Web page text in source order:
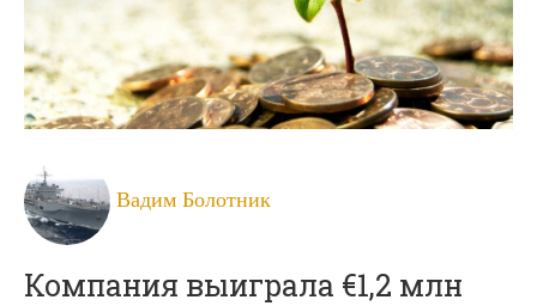
Вадим Болотник
Компания выиграла €1,2 млн